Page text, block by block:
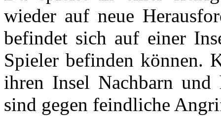
wieder auf neue
befindet sich auf einer
Spieler befinden können.
ihren Insel Nachbarn und
sind gegen feindliche